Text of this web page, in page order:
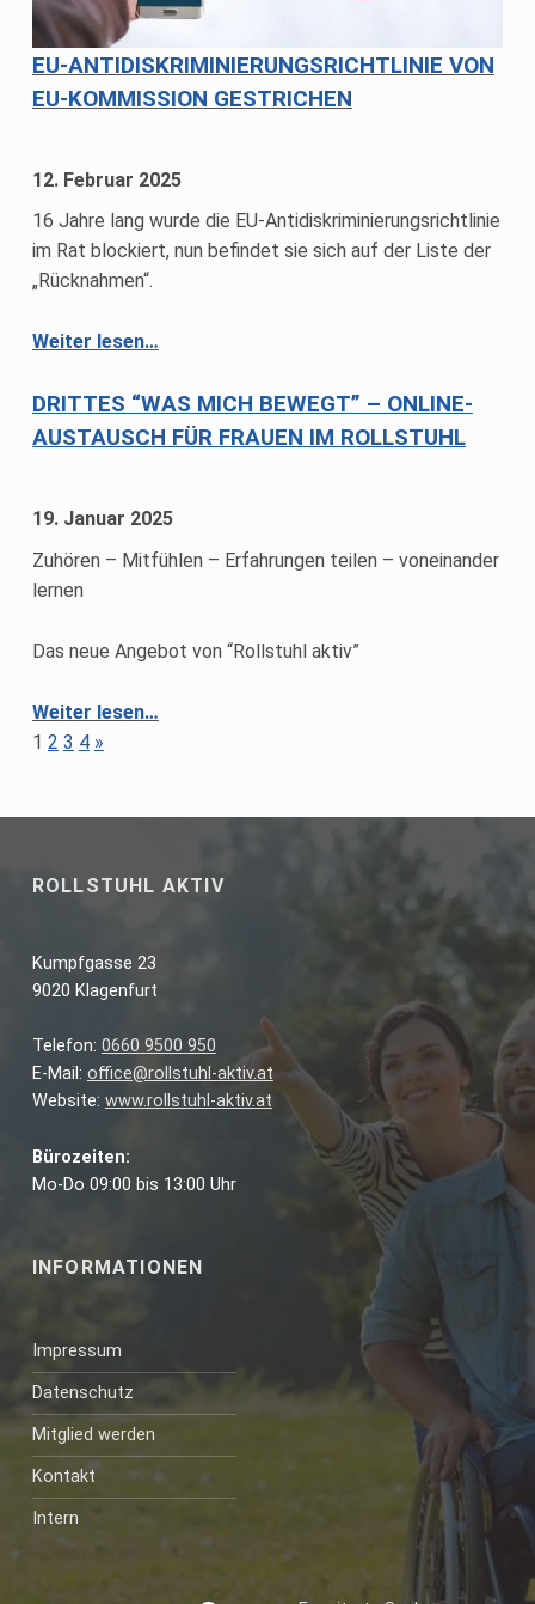
EU-ANTIDISKRIMINIERUNGSRICHTLINIE VON
EU-KOMMISSION GESTRICHEN
12. Februar 2025
16 Jahre lang wurde die EU-Antidiskriminierungsrichtlinie
im Rat blockiert, nun befindet sie sich auf der Liste der
„Rücknahmen“.
Weiter lesen“EU-Antidiskriminierungsrichtlinie von EU-Kommission gestrichen”
…
DRITTES “WAS MICH BEWEGT” – ONLINE-
AUSTAUSCH FÜR FRAUEN IM ROLLSTUHL
19. Januar 2025
Zuhören – Mitfühlen – Erfahrungen teilen – voneinander
lernen
Das neue Angebot von “Rollstuhl aktiv”
Weiter lesen“Drittes “Was mich bewegt” – Online-Austausch für Frauen im Rollstuhl”
…
1 2 3 4
Nächste Seite
»
ROLLSTUHL AKTIV
Kumpfgasse 23
9020 Klagenfurt
Telefon: 0660 9500 950
E-Mail: office@rollstuhl-aktiv.at
Website: www.rollstuhl-aktiv.at
Bürozeiten:
Mo-Do 09:00 bis 13:00 Uhr
INFORMATIONEN
Impressum
Datenschutz
Mitglied werden
Kontakt
Intern